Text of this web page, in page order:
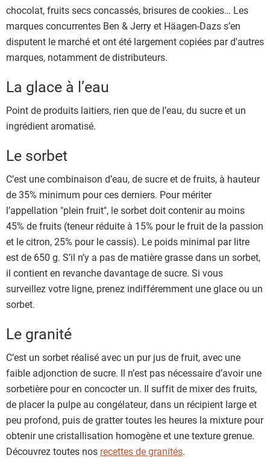
chocolat, fruits secs concassés, brisures de cookies… Les
marques concurrentes Ben & Jerry et Häagen-Dazs s’en
disputent le marché et ont été largement copiées par d'autres
marques, notamment de distributeurs.
La glace à l’eau
Point de produits laitiers, rien que de l’eau, du sucre et un
ingrédient aromatisé.
Le sorbet
C’est une combinaison d’eau, de sucre et de fruits, à hauteur
de 35% minimum pour ces derniers. Pour mériter
l’appellation "plein fruit", le sorbet doit contenir au moins
45% de fruits (teneur réduite à 15% pour le fruit de la passion
et le citron, 25% pour le cassis). Le poids minimal par litre
est de 650 g. S’il n’y a pas de matière grasse dans un sorbet,
il contient en revanche davantage de sucre. Si vous
surveillez votre ligne, prenez indifféremment une glace ou un
sorbet.
Le granité
C’est un sorbet réalisé avec un pur jus de fruit, avec une
faible adjonction de sucre. Il n’est pas nécessaire d’avoir une
sorbetière pour en concocter un. Il suffit de mixer des fruits,
de placer la pulpe au congélateur, dans un récipient large et
peu profond, puis de gratter toutes les heures la mixture pour
obtenir une cristallisation homogène et une texture grenue.
Découvrez toutes nos recettes de granités.